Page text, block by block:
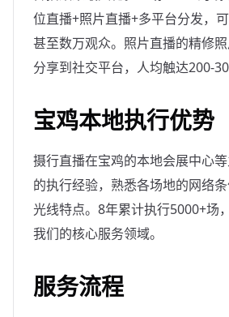
位直播+照片直播+多平台分发，
甚至数万观众。照片直播的精修
分享到社交平台，人均触达200-
宝鸡本地执行优势
摄行直播在宝鸡的本地会展中心
的执行经验，熟悉各场地的网络
光线特点。8年累计执行5000+场
我们的核心服务领域。
服务流程